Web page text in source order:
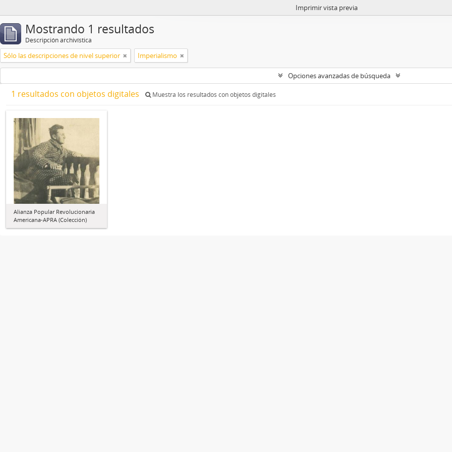
Imprimir vista previa
Mostrando 1 resultados
Descripción archivística
Sólo las descripciones de nivel superior Imperialismo
Opciones avanzadas de búsqueda
1 resultados con objetos digitales Muestra los resultados con objetos digitales
Alianza Popular Revolucionaria
Americana-APRA (Colección)